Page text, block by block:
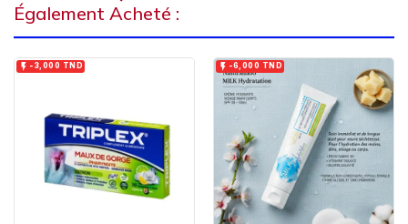
Également Acheté :
 -3,000 TND  -6,000 TND